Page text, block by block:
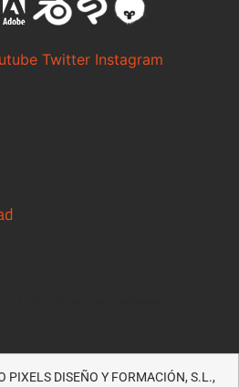
Twitter Instagram
PIXELS DISEÑO Y FORMACIÓN, S.L.,